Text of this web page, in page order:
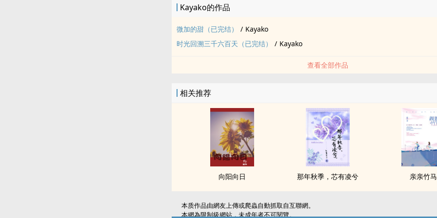
Chapter 11 高空投下的震憾弹
封面制作 : ZXK28
是本人的认识多年的好友情义相挺，特别制作
因当时完结的随意，剧情有许多的矛盾与不足
决定全面翻修，现今已完成全部上传完毕。
106/06/10因本书已完结自费成书，故近期将全数内容更新与实体书一致
将造成疯狂洗版，敬请见谅，并于工程完结再公告书名更改回已完结
106/06/11已全部更新一致，请安心服用
另可前往观赏短文:
关于《微加的甜》的前身
感谢各位的支持
Kayako的作品
微加的甜（已完结） / Kayako
时光回溯三千六百天（已完结）
/ Kayako
查看全部作品
相关推荐
向阳向日 那年秋季，芯有凌兮 亲亲竹马
本质作品由網友上傳或爬蟲自動抓取自互聯網。
本網為限制級網站，未成年者不可閱覽。